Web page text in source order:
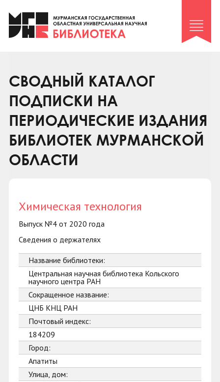
Клуб «Гиря и сельдерей»
Клуб «Семейный архив»
Коллегам
Контакты
СВОДНЫЙ КАТАЛОГ
ПОДПИСКИ НА
ПЕРИОДИЧЕСКИЕ ИЗДАНИЯ
БИБЛИОТЕК МУРМАНСКОЙ
ОБЛАСТИ
Химическая технология
Выпуск №4 от 2020 года
Сведения о держателях
Название библиотеки:
Центральная научная библиотека Кольского
научного центра РАН
Сокращенное название:
ЦНБ КНЦ РАН
Почтовый индекс:
184209
Город:
Апатиты
Улица, дом: